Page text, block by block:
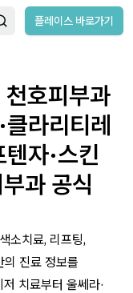
플레이스 바로가기
호피부과
클라리티레
자·스킨
과 공식
소치료, 리프팅,
의 진료 정보를
치료부터 울쎄라·